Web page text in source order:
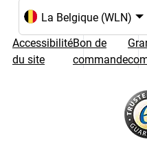
Choix de la langue et du
Accessibilité
du site
Bon de
commande